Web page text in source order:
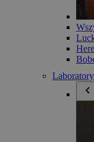
Laboratory